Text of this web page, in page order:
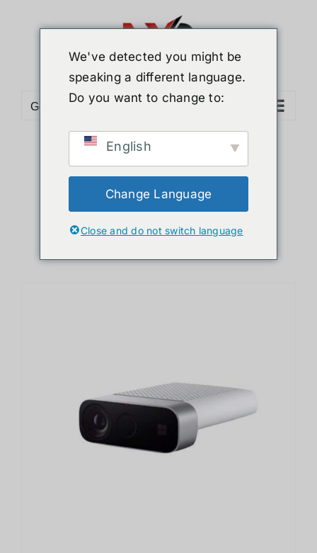
Go to...
Sort byPrice
Show36 Products
We've detected you might be
speaking a different language.
Do you want to change to:
English
Change Language
Close and do not switch language